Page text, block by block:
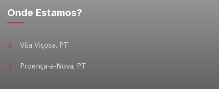
Onde Estamos?
Vila Viçosa, PT
Proença-a-Nova, PT